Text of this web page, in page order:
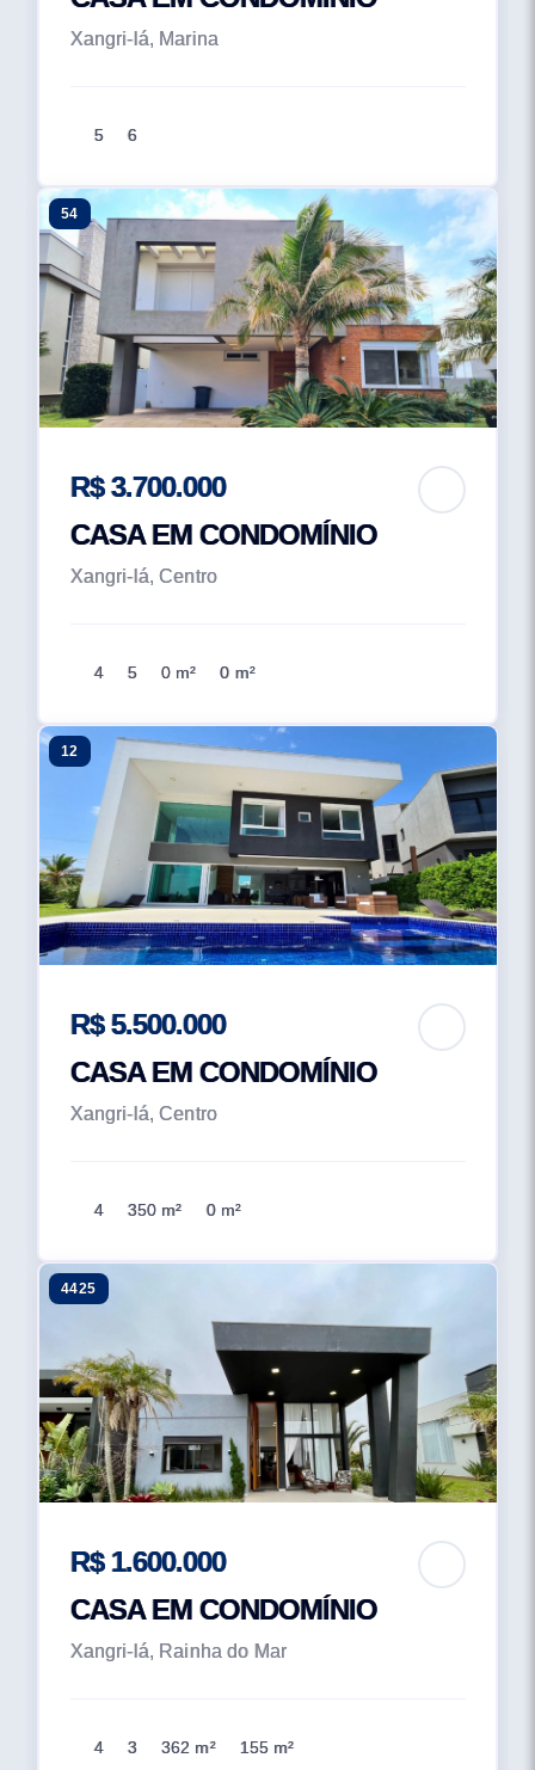
Xangri-lá, Marina
5 6
54
R$ 3.700.000
CASA EM CONDOMÍNIO
Xangri-lá, Centro
4 5 0 m² 0 m²
12
R$ 5.500.000
CASA EM CONDOMÍNIO
Xangri-lá, Centro
4 350 m² 0 m²
4425
R$ 1.600.000
CASA EM CONDOMÍNIO
Xangri-lá, Rainha do Mar
4 3 362 m² 155 m²